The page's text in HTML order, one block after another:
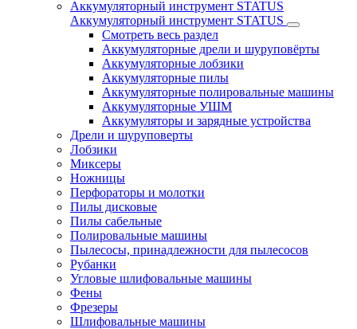
Аккумуляторный инструмент STATUS
Аккумуляторный инструмент STATUS
Смотреть весь раздел
Аккумуляторные дрели и шуруповёрты
Аккумуляторные лобзики
Аккумуляторные пилы
Аккумуляторные полировальные машины
Аккумуляторные УШМ
Аккумуляторы и зарядные устройства
Дрели и шуруповерты
Лобзики
Миксеры
Ножницы
Перфораторы и молотки
Пилы дисковые
Пилы сабельные
Полировальные машины
Пылесосы, принадлежности для пылесосов
Рубанки
Угловые шлифовальные машины
Фены
Фрезеры
Шлифовальные машины